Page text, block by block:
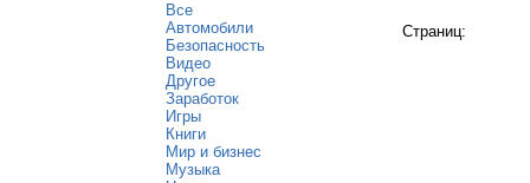
Все
Автомобили
Безопасность
Видео
Другое
Заработок
Игры
Книги
Мир и бизнес
Музыка
Страниц: